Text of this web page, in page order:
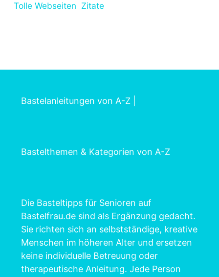
Tolle Webseiten Zitate
Bastelanleitungen von A-Z|
Bastelthemen & Kategorien von A-Z
Die Basteltipps für Senioren auf
Bastelfrau.de sind als Ergänzung gedacht.
Sie richten sich an selbstständige, kreative
Menschen im höheren Alter und ersetzen
keine individuelle Betreuung oder
therapeutische Anleitung. Jede Person